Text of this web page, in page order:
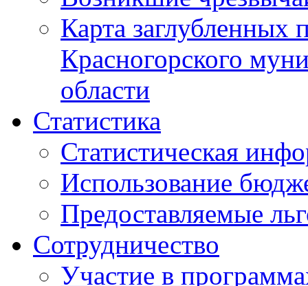
Карта
Красногорского
области
Статистика
Статистическая
Использование
Предоставляемые
Сотрудничество
Участие в